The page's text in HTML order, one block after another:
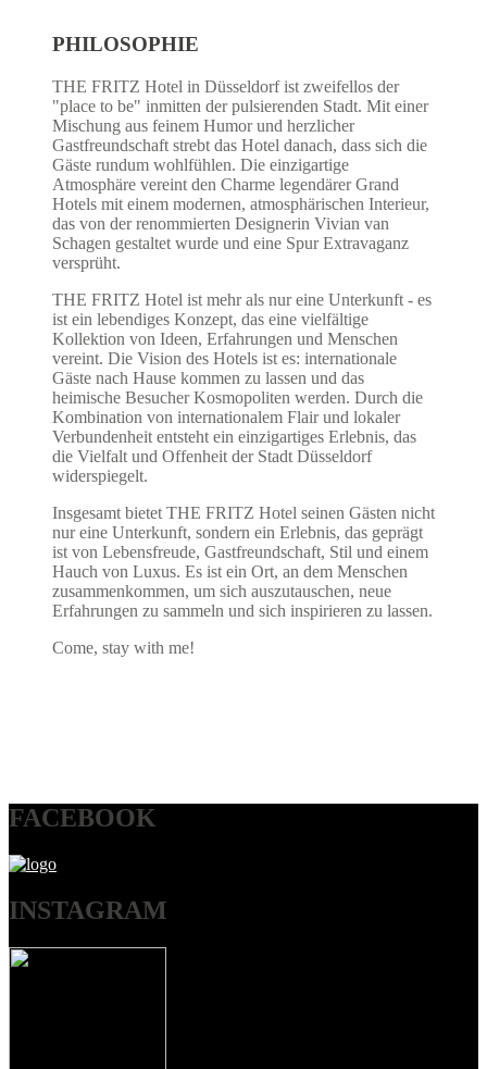
PHILOSOPHIE
THE FRITZ Hotel in Düsseldorf ist zweifellos der
"place to be" inmitten der pulsierenden Stadt. Mit einer
Mischung aus feinem Humor und herzlicher
Gastfreundschaft strebt das Hotel danach, dass sich die
Gäste rundum wohlfühlen. Die einzigartige
Atmosphäre vereint den Charme legendärer Grand
Hotels mit einem modernen, atmosphärischen Interieur,
das von der renommierten Designerin Vivian van
Schagen gestaltet wurde und eine Spur Extravaganz
versprüht.
THE FRITZ Hotel ist mehr als nur eine Unterkunft - es
ist ein lebendiges Konzept, das eine vielfältige
Kollektion von Ideen, Erfahrungen und Menschen
vereint. Die Vision des Hotels ist es: internationale
Gäste nach Hause kommen zu lassen und das
heimische Besucher Kosmopoliten werden. Durch die
Kombination von internationalem Flair und lokaler
Verbundenheit entsteht ein einzigartiges Erlebnis, das
die Vielfalt und Offenheit der Stadt Düsseldorf
widerspiegelt.
Insgesamt bietet THE FRITZ Hotel seinen Gästen nicht
nur eine Unterkunft, sondern ein Erlebnis, das geprägt
ist von Lebensfreude, Gastfreundschaft, Stil und einem
Hauch von Luxus. Es ist ein Ort, an dem Menschen
zusammenkommen, um sich auszutauschen, neue
Erfahrungen zu sammeln und sich inspirieren zu lassen.
Come, stay with me!
FACEBOOK
INSTAGRAM